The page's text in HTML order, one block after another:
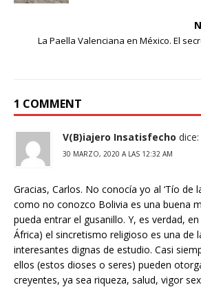
La Paella Valenciana en México. El
1 COMMENT
V(B)iajero Insatisfecho dice:
30 MARZO, 2020 A LAS 12:32 AM
Gracias, Carlos. No conocía yo al ‘Tío de
como no conozco Bolivia es una buena
pueda entrar el gusanillo. Y, es verdad,
África) el sincretismo religioso es una de
interesantes dignas de estudio. Casi
ellos (estos dioses o seres) pueden
creyentes, ya sea riqueza, salud, vigor